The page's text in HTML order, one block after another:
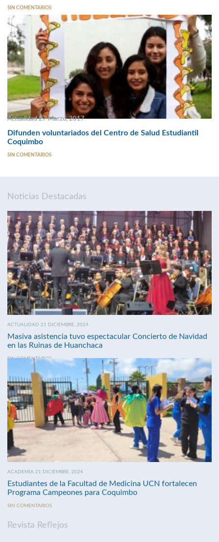
SIN COMENTARIOS
Actualidad 27 Marzo, 2017
Difunden voluntariados del Centro de Salud Estudiantil
Coquimbo
SIN COMENTARIOS
Noticias Destacadas
ACTUALIDAD 21 DICIEMBRE, 2024
Masiva asistencia tuvo espectacular Concierto de Navidad
en las Ruinas de Huanchaca
SIN COMENTARIOS
ACADEMIA 21 DICIEMBRE, 2024
Estudiantes de la Facultad de Medicina UCN fortalecen
Programa Campeones para Coquimbo
SIN COMENTARIOS
Revista Reflejos